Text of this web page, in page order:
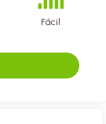
Fácil